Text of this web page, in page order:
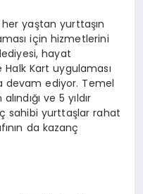
her yaştan yurttaşın
için hizmetlerini
hayat
Halk Kart uygulaması
devam ediyor. Temel
ve 5 yıldır
sahibi yurttaşlar rahat
da kazanç